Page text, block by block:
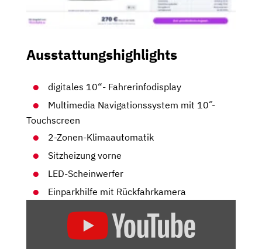
Ausstattungshighlights
digitales 10“- Fahrerinfodisplay
Multimedia Navigationssystem mit 10˝-
Touchscreen
2-Zonen-Klimaautomatik
Sitzheizung vorne
LED-Scheinwerfer
Einparkhilfe mit Rückfahrkamera
GRANDLAND